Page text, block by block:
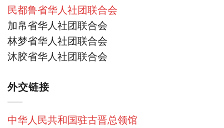
民都鲁省华人社团联合会
加帛省华人社团联合会
林梦省华人社团联合会
沐胶省华人社团联合会
外交链接
中华人民共和国驻古晋总领馆